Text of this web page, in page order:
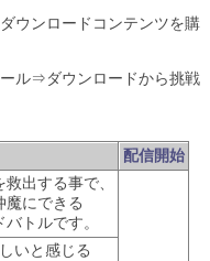
ウンロードコンテンツを購
ル⇒ダウンロードから挑戦
配信開始
出する事で、
魔にできる
トルです。
いと感じる